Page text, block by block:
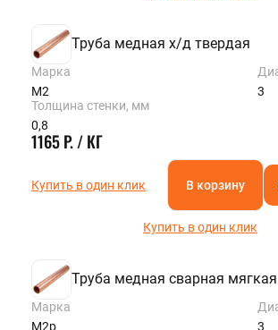
Труба медная х/д твердая
Марка
М2
3
Толщина стенки, мм
0,8
1165 Р. / КГ
Купить в один клик В корзину
Купить в один клик
Труба медная сварная мягкая
Марка
М2р
3